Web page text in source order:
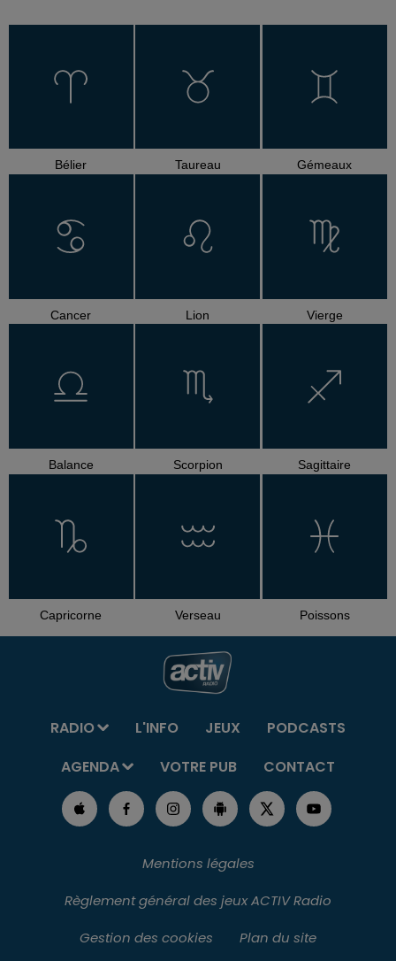
Bélier Taureau Gémeaux
Cancer Lion Vierge
Balance Scorpion Sagittaire
Capricorne Verseau Poissons
RADIO L'INFO JEUX
PODCASTS
AGENDA
VOTRE PUB CONTACT
Mentions légales
Règlement général des jeux ACTIV Radio
Gestion des cookies
Plan du site